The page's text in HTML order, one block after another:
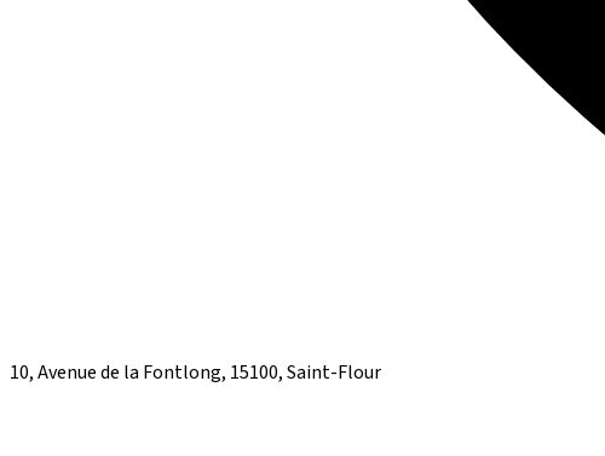
10, Avenue de la Fontlong, 15100, Saint-Flour